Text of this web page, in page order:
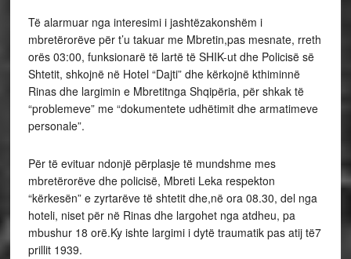
Të alarmuar nga interesimi i jashtëzakonshëm i
mbretërorëve për t’u takuar me Mbretin,pas mesnate, rreth
orës 03:00, funksionarë të lartë të SHIK-ut dhe Policisë së
Shtetit, shkojnë në Hotel “Dajti” dhe kërkojnë kthiminnë
Rinas dhe largimin e Mbretitnga Shqipëria, për shkak të
“problemeve” me “dokumentete udhëtimit dhe armatimeve
personale”.
Për të evituar ndonjë përplasje të mundshme mes
mbretërorëve dhe policisë, Mbreti Leka respekton
“kërkesën” e zyrtarëve të shtetit dhe,në ora 08.30, del nga
hoteli, niset për në Rinas dhe largohet nga atdheu, pa
mbushur 18 orë.Ky ishte largimi i dytë traumatik pas atij të7
prillit 1939.